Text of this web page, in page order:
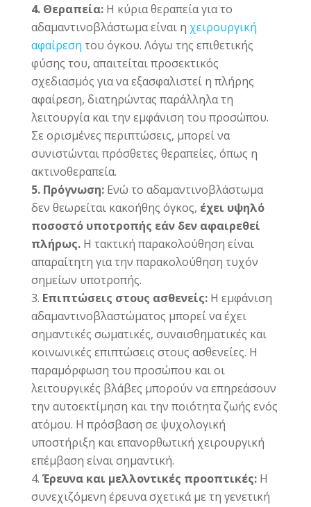
4. Θεραπεία:Η κύρια θεραπεία για το
αδαμαντινοβλάστωμα είναι η χειρουργική
αφαίρεση του όγκου. Λόγω της επιθετικής
φύσης του, απαιτείται προσεκτικός
σχεδιασμός για να εξασφαλιστεί η πλήρης
αφαίρεση, διατηρώντας παράλληλα τη
λειτουργία και την εμφάνιση του προσώπου.
Σε ορισμένες περιπτώσεις, μπορεί να
συνιστώνται πρόσθετες θεραπείες, όπως η
ακτινοθεραπεία.
5. Πρόγνωση:Ενώ το αδαμαντινοβλάστωμα
δεν θεωρείται κακοήθης όγκος, έχει υψηλό
ποσοστό υποτροπής εάν δεν αφαιρεθεί
πλήρως.Η τακτική παρακολούθηση είναι
απαραίτητη για την παρακολούθηση τυχόν
σημείων υποτροπής.
Επιπτώσεις στους ασθενείς:Η εμφάνιση
αδαμαντινοβλαστώματος μπορεί να έχει
σημαντικές σωματικές, συναισθηματικές και
κοινωνικές επιπτώσεις στους ασθενείες. Η
παραμόρφωση του προσώπου και οι
λειτουργικές βλάβες μπορούν να επηρεάσουν
την αυτοεκτίμηση και την ποιότητα ζωής ενός
ατόμου. Η πρόσβαση σε ψυχολογική
υποστήριξη και επανορθωτική χειρουργική
επέμβαση είναι σημαντική.
Έρευνα και μελλοντικές προοπτικές:Η
συνεχιζόμενη έρευνα σχετικά με τη γενετική